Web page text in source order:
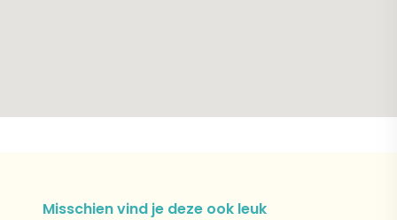
Misschien vind je deze ook leuk